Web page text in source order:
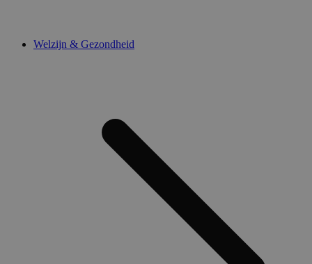
Welzijn & Gezondheid